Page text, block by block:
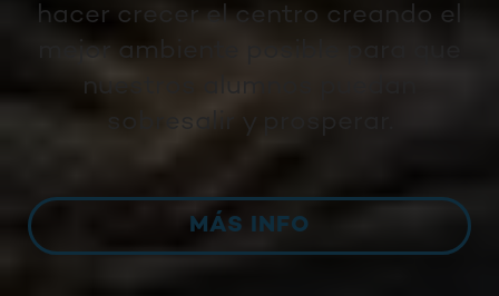
hacer crecer el centro creando el
mejor ambiente posible para que
nuestros alumnos puedan
MÁS INFO